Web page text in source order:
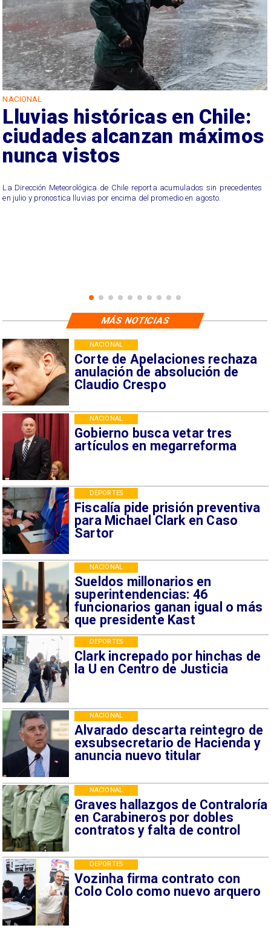
NACIONAL
Lluvias históricas en Chile:
ciudades alcanzan máximos
nunca vistos
La Dirección Meteorológica de Chile reporta acumulados sin precedentes
en julio y pronostica lluvias por encima del promedio en agosto.
Corte de Apelaciones rechaza
anulación de absolución de
Claudio Crespo
NACIONAL
Gobierno busca vetar tres
artículos en megarreforma
NACIONAL
Fiscalía pide prisión preventiva
para Michael Clark en Caso
Sartor
DEPORTES
Sueldos millonarios en
superintendencias: 46
funcionarios ganan igual o más
que presidente Kast
NACIONAL
Clark increpado por hinchas de
la U en Centro de Justicia
DEPORTES
Alvarado descarta reintegro de
exsubsecretario de Hacienda y
anuncia nuevo titular
NACIONAL
Graves hallazgos de Contraloría
en Carabineros por dobles
contratos y falta de control
NACIONAL
Vozinha firma contrato con
Colo Colo como nuevo arquero
DEPORTES
MÁS NOTICIAS